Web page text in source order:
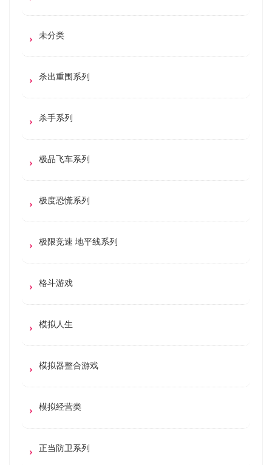
未分类
杀出重围系列
杀手系列
极品飞车系列
极度恐慌系列
极限竞速 地平线系列
格斗游戏
模拟人生
模拟器整合游戏
模拟经营类
正当防卫系列